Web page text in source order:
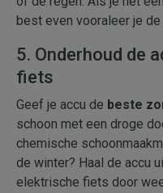
best even vooraleer je
5. Onderhoud de
fiets
Geef je accu de beste
schoon met een droge
chemische
de winter? Haal de accu
elektrische fiets door